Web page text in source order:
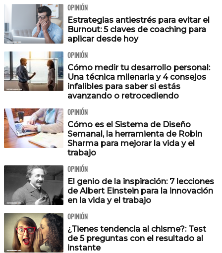
OPINIÓN
Estrategias antiestrés para evitar el
Burnout: 5 claves de coaching para
aplicar desde hoy
OPINIÓN
Cómo medir tu desarrollo personal:
‍Una técnica milenaria y 4 consejos
infalibles para saber si estás
avanzando o retrocediendo
OPINIÓN
Cómo es el Sistema de Diseño
Semanal, la herramienta de Robin
Sharma para mejorar la vida y el
trabajo
OPINIÓN
El genio de la inspiración: 7 lecciones
de Albert Einstein para la innovación
en la vida y el trabajo
OPINIÓN
¿Tienes tendencia al chisme?: Test
de 5 preguntas con el resultado al
instante